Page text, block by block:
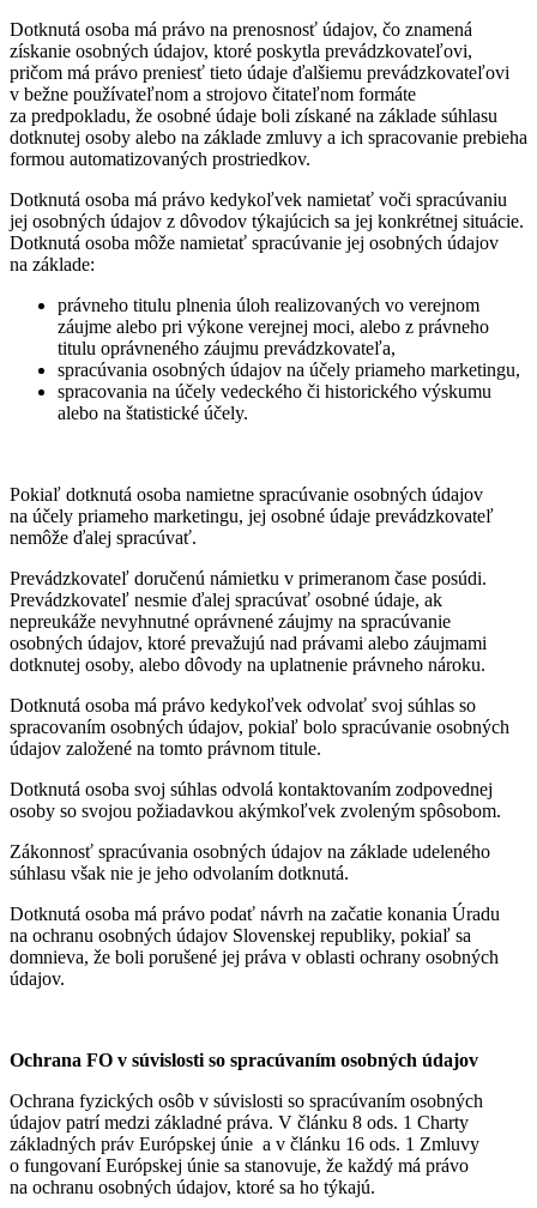
Dotknutá osoba má právo na prenosnosť údajov, čo znamená
získanie osobných údajov, ktoré poskytla prevádzkovateľovi,
pričom má právo preniesť tieto údaje ďalšiemu prevádzkovateľovi
v bežne používateľnom a strojovo čitateľnom formáte
za predpokladu, že osobné údaje boli získané na základe súhlasu
dotknutej osoby alebo na základe zmluvy a ich spracovanie prebieha
formou automatizovaných prostriedkov.
Dotknutá osoba má právo kedykoľvek namietať voči spracúvaniu
jej osobných údajov z dôvodov týkajúcich sa jej konkrétnej situácie.
Dotknutá osoba môže namietať spracúvanie jej osobných údajov
na základe:
právneho titulu plnenia úloh realizovaných vo verejnom
záujme alebo pri výkone verejnej moci, alebo z právneho
titulu oprávneného záujmu prevádzkovateľa,
spracúvania osobných údajov na účely priameho marketingu,
spracovania na účely vedeckého či historického výskumu
alebo na štatistické účely.
Pokiaľ dotknutá osoba namietne spracúvanie osobných údajov
na účely priameho marketingu, jej osobné údaje prevádzkovateľ
nemôže ďalej spracúvať.
Prevádzkovateľ doručenú námietku v primeranom čase posúdi.
Prevádzkovateľ nesmie ďalej spracúvať osobné údaje, ak
nepreukáže nevyhnutné oprávnené záujmy na spracúvanie
osobných údajov, ktoré prevažujú nad právami alebo záujmami
dotknutej osoby, alebo dôvody na uplatnenie právneho nároku.
Dotknutá osoba má právo kedykoľvek odvolať svoj súhlas so
spracovaním osobných údajov, pokiaľ bolo spracúvanie osobných
údajov založené na tomto právnom titule.
Dotknutá osoba svoj súhlas odvolá kontaktovaním zodpovednej
osoby so svojou požiadavkou akýmkoľvek zvoleným spôsobom.
Zákonnosť spracúvania osobných údajov na základe udeleného
súhlasu však nie je jeho odvolaním dotknutá.
Dotknutá osoba má právo podať návrh na začatie konania Úradu
na ochranu osobných údajov Slovenskej republiky, pokiaľ sa
domnieva, že boli porušené jej práva v oblasti ochrany osobných
údajov.
Ochrana FO v súvislosti so spracúvaním osobných údajov
Ochrana fyzických osôb v súvislosti so spracúvaním osobných
údajov patrí medzi základné práva. V článku 8 ods. 1 Charty
základných práv Európskej únie a v článku 16 ods. 1 Zmluvy
o fungovaní Európskej únie sa stanovuje, že každý má právo
na ochranu osobných údajov, ktoré sa ho týkajú.